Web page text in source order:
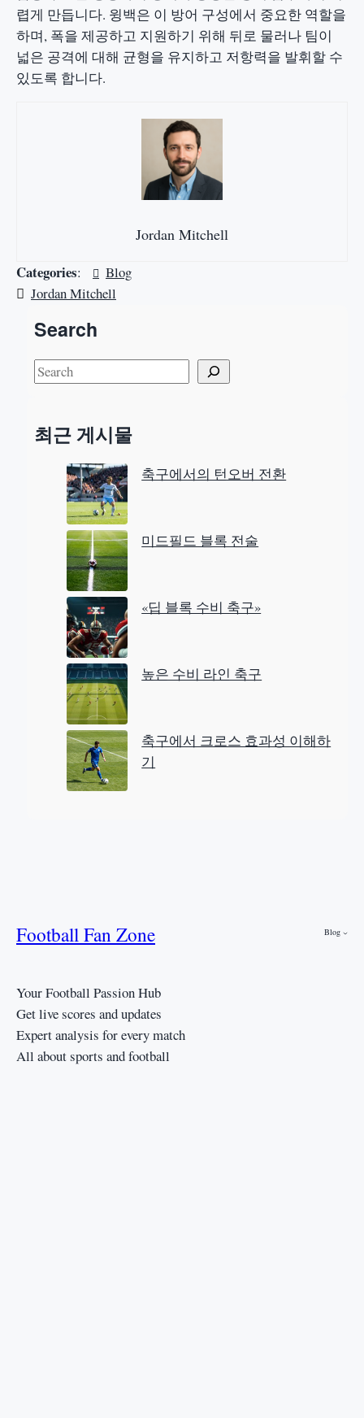
렵게 만듭니다. 윙백은 이 방어 구성에서 중요한 역할을
하며, 폭을 제공하고 지원하기 위해 뒤로 물러나 팀이
넓은 공격에 대해 균형을 유지하고 저항력을 발휘할 수
있도록 합니다.
Jordan Mitchell
Categories:
Blog
Jordan Mitchell
Search
S
e
r
최근 게시물
축구에서의 턴오버 전환
미드필드 블록 전술
«딥 블록 수비 축구»
높은 수비 라인 축구
축구에서 크로스 효과성 이해하
기
Football Fan Zone
Your Football Passion Hub
Get live scores and updates
Expert analysis for every match
All about sports and football
Blog